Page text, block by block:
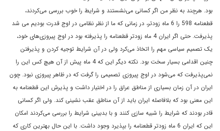
بود. هرچند به نظر من اگر کسانى مى‌نشستند و شرايط را خوب بررسى مى‌کردند،
قطعنامه 598 را 6 ماه زودتر، در زمانى که ما از نظر نظامى در اوج قدرت بوديم می شد
پذيرفت. حتى اگر ايران 4 ماه زودتر قطعنامه را پذيرفته بود در اوج پيروزى‌هاى خود،
‌يک تصميم سياسى مهم را اتخاذ مى‌کرد ولى در آن شرايط توجيه کردن و پذيرفتن
چنين اقدامى بسيار سخت بود. نکته ديگر اين که 4 ماه پيش از آن هيچ کس اين را
نمى‌پذيرفت که مى‌شود در اوج پيروزى تصميمى را گرفت که در ظاهر پيروزى نبود. چون
ايران در آن زمان بسيارى از مناطق عراق را در اختيار داشت و پذيرش اين قطعنامه به
اين معنى بود که بلافاصله ايران بايد از آن مناطق عقب نشينى کند. ولى اگر کسانى
قادر بودند که شرايط را شبيه سازى کنند و با بدبينى شرايط را بررسى مى‌کردند امکان
اين که ايران 6 ماه زودتر قطعنامه را بپذيرد وجود داشت. با اين حال بهترين کارى که